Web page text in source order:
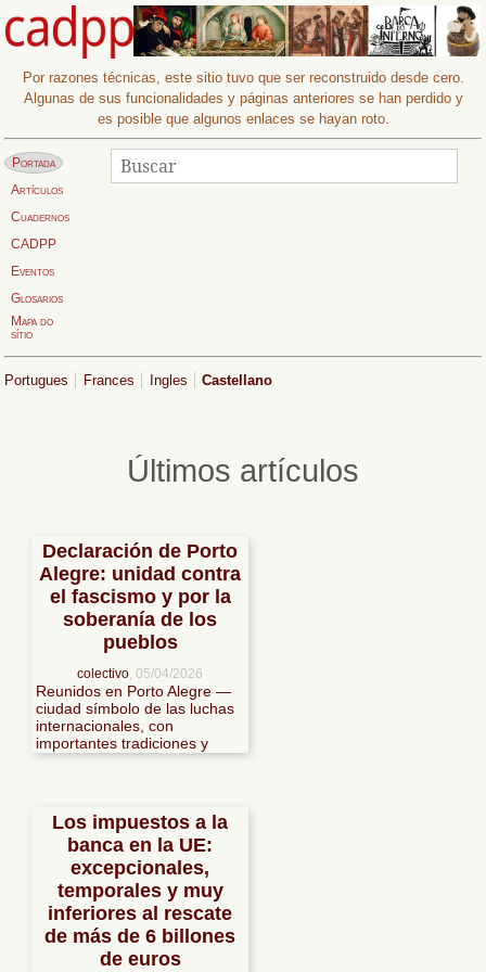
Por razones técnicas, este sitio tuvo que ser reconstruido desde cero.
Algunas de sus funcionalidades y páginas anteriores se han perdido y
es posible que algunos enlaces se hayan roto.
Página actual:
Portada
Artículos
Cuadernos
CADPP
Eventos
Glosarios
Mapa do
sítio
Buscar
Buscar
Portugues Frances Ingles Castellano
Últimos artículos
Declaración de Porto
Alegre: unidad contra
el fascismo y por la
soberanía de los
pueblos
colectivo , 05/04/2026
Reunidos en Porto Alegre —
ciudad símbolo de las luchas
internacionales, con
importantes tradiciones y
aspiraciones democráticas—
continentes celebramos
nuestra unidad en la
diversidad, buscando avanzar
en la organización de la
resistencia y la lucha contra
las diversas formas de
fascismo, la extrema derecha
y el imperialismo en su fase
más agresiva.
En esa misma semana tuvo
Los impuestos a la
banca en la UE:
excepcionales,
temporales y muy
inferiores al rescate
de más de 6 billones
de euros